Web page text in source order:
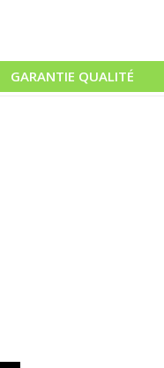
GARANTIE QUALITÉ